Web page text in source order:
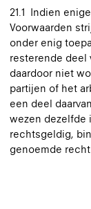
21.1 Indien
Voorwaarden
onder enig
resterende deel
daardoor niet
partijen of het
een deel
wezen dezelfde
rechtsgeldig,
genoemde recht.